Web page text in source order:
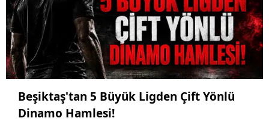
Beşiktaş'tan 5 Büyük Ligden Çift Yönlü
Dinamo Hamlesi!